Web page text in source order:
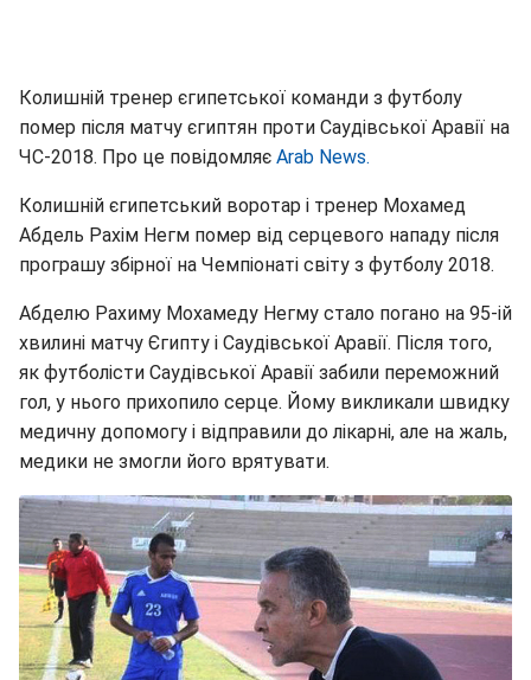
Колишній тренер єгипетської команди з футболу
помер після матчу єгиптян проти Саудівської Аравії на
ЧС-2018. Про це повідомляє Arab News.
Колишній єгипетський воротар і тренер Мохамед
Абдель Рахім Негм помер від серцевого нападу після
програшу збірної на Чемпіонаті світу з футболу 2018.
Абделю Рахиму Мохамеду Негму стало погано на 95-ій
хвилині матчу Єгипту і Саудівської Аравії. Після того,
як футболісти Саудівської Аравії забили переможний
гол, у нього прихопило серце. Йому викликали швидку
медичну допомогу і відправили до лікарні, але на жаль,
медики не змогли його врятувати.